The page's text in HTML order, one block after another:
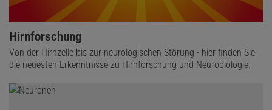
Hirnforschung
Von der Hirnzelle bis zur neurologischen Störung - hier finden Sie
die neuesten Erkenntnisse zu Hirnforschung und Neurobiologie.